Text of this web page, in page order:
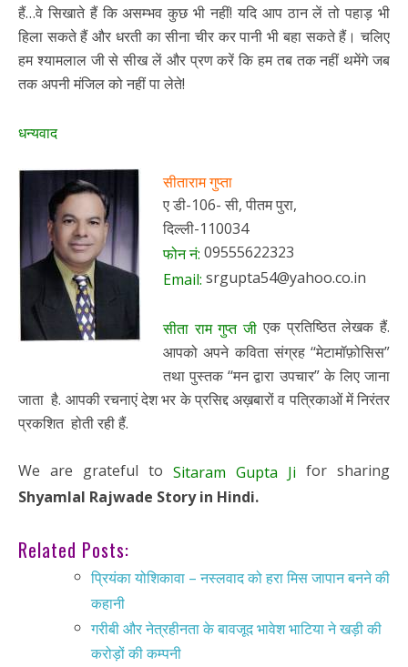
हैं…वे सिखाते हैं कि असम्भव कुछ भी नहीं! यदि आप ठान लें तो पहाड़ भी
हिला सकते हैं और धरती का सीना चीर कर पानी भी बहा सकते हैं। चलिए
हम श्यामलाल जी से सीख लें और प्रण करें कि हम तब तक नहीं थमेंगे जब
तक अपनी मंजिल को नहीं पा लेते!
धन्यवाद
सीताराम गुप्ता
ए डी-106- सी, पीतम पुरा,
दिल्ली-110034
फोन नं: 09555622323
Email: srgupta54@yahoo.co.in
सीता राम गुप्त जी एक प्रतिष्ठित लेखक हैं.
आपको अपने कविता संग्रह ‘‘मेटामॉफ़ोसिस”
तथा पुस्तक ‘‘मन द्वारा उपचार” के लिए जाना
जाता है. आपकी रचनाएं देश भर के प्रसिद्द अख़बारों व पत्रिकाओं में निरंतर
प्रकशित होती रही हैं.
We are grateful to Sitaram Gupta Ji for sharing
Shyamlal Rajwade Story in Hindi.
Related Posts:
प्रियंका योशिकावा – नस्लवाद को हरा मिस जापान बनने की
कहानी
गरीबी और नेत्रहीनता के बावजूद भावेश भाटिया ने खड़ी की
करोड़ों की कम्पनी